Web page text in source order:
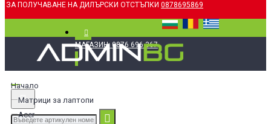
ЗА ПОЛУЧАВАНЕ НА ДИЛЪРСКИ ОТСТЪПКИ 0878695869
МАГАЗИН: 0876 696 367
Начало
Матрици за лаптопи
Acer